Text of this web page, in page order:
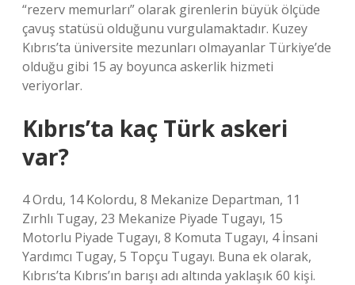
“rezerv memurları” olarak girenlerin büyük ölçüde
çavuş statüsü olduğunu vurgulamaktadır. Kuzey
Kıbrıs’ta üniversite mezunları olmayanlar Türkiye’de
olduğu gibi 15 ay boyunca askerlik hizmeti
veriyorlar.
Kıbrıs’ta kaç Türk askeri
var?
4 Ordu, 14 Kolordu, 8 Mekanize Departman, 11
Zırhlı Tugay, 23 Mekanize Piyade Tugayı, 15
Motorlu Piyade Tugayı, 8 Komuta Tugayı, 4 İnsani
Yardımcı Tugay, 5 Topçu Tugayı. Buna ek olarak,
Kıbrıs’ta Kıbrıs’ın barışı adı altında yaklaşık 60 kişi.